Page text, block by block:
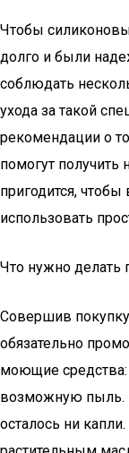
Чтобы
долго и были
соблюдать
ухода за такой
рекомендации о
помогут
пригодится,
использовать
Что нужно
Совершив
обязательно
моющие
возможную пыль.
осталось ни